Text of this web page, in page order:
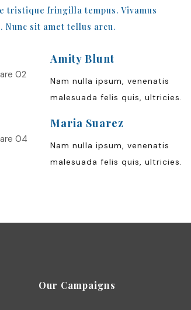
tristique fringilla tempus. Vivamus
Nunc sit amet tellus arcu.
Amity Blunt
Nam nulla ipsum, venenatis
malesuada felis quis, ultricies.
Maria Suarez
Nam nulla ipsum, venenatis
malesuada felis quis, ultricies.
Our Campaigns